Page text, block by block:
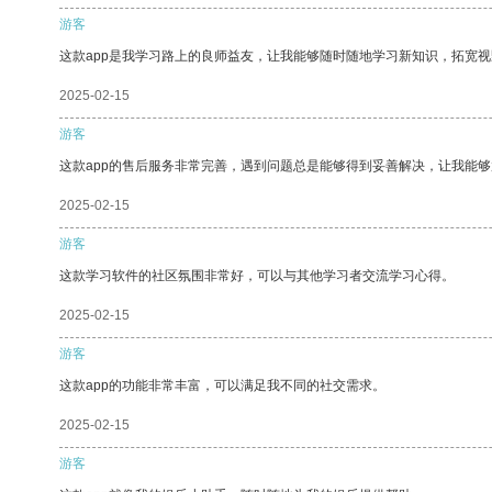
游客
这款app是我学习路上的良师益友，让我能够随时随地学习新知识，拓宽视
2025-02-15
游客
这款app的售后服务非常完善，遇到问题总是能够得到妥善解决，让我能够
2025-02-15
游客
这款学习软件的社区氛围非常好，可以与其他学习者交流学习心得。
2025-02-15
游客
这款app的功能非常丰富，可以满足我不同的社交需求。
2025-02-15
游客